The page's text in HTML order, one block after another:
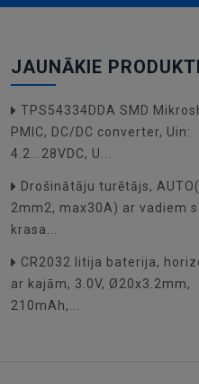
JAUNĀKIE PRODUKTI
TPS54334DDA SMD
PMIC, DC/DC converter, Uin:
4.2...28VDC, U...
Drošinātāju turētājs,
2mm2, max30A) ar vadiem
krasa...
CR2032 litija baterija,
ar kajām, 3.0V, Ø20x3.2mm,
210mAh,...